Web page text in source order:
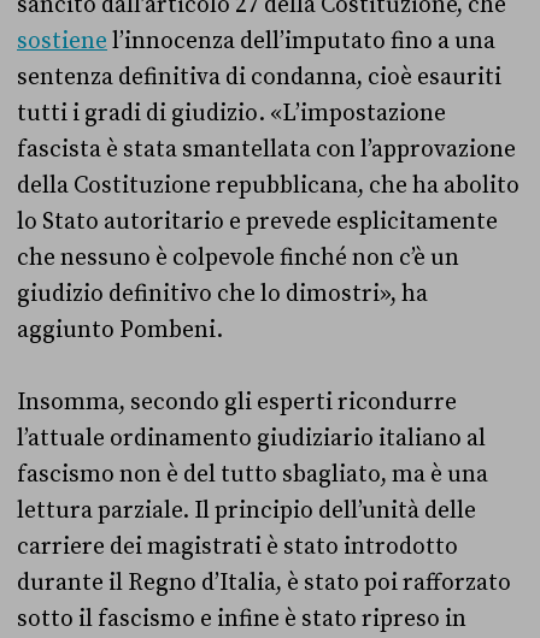
sostiene l’innocenza dell’imputato fino a una
sentenza definitiva di condanna, cioè esauriti
tutti i gradi di giudizio. «L’impostazione
fascista è stata smantellata con l’approvazione
della Costituzione repubblicana, che ha abolito
lo Stato autoritario e prevede esplicitamente
che nessuno è colpevole finché non c’è un
giudizio definitivo che lo dimostri», ha
aggiunto Pombeni.
Insomma, secondo gli esperti ricondurre
l’attuale ordinamento giudiziario italiano al
fascismo non è del tutto sbagliato, ma è una
lettura parziale. Il principio dell’unità delle
carriere dei magistrati è stato introdotto
durante il Regno d’Italia, è stato poi rafforzato
sotto il fascismo e infine è stato ripreso in